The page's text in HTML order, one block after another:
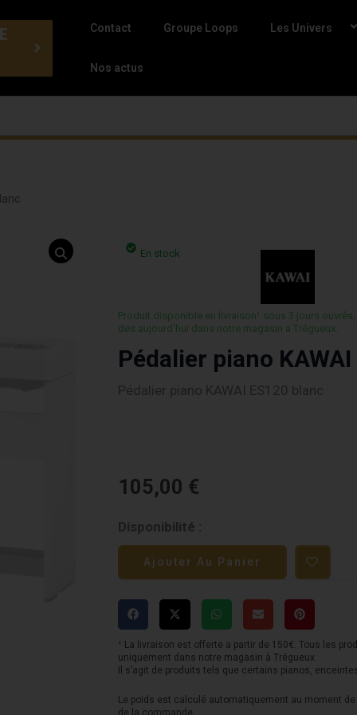
Contact Groupe Loops Les Univers
Nos actus
En stock
Produit disponible en livraison¹ sous 3 jours
des aujourd’hui dans notre magasin a Trégueux.
Pédalier piano
Pédalier piano KAWAI ES120 blanc
105,00 €
Disponibilité :
quantité
de
Pédalier
piano
KAWAI
ES120
blanc
Ajouter Au Panier
¹ La livraison est offerte a partir de 150€. Tous les
uniquement dans notre magasin à Trégueux.
Il s’agit de produits tels que certains pianos,
Le poids est calculé automatiquement au moment
de la commande.